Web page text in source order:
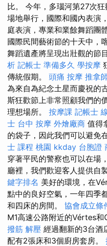
比。 今年，多瑙河第27次
場地舉行，國際和國內表演
庭表演，專業和業餘舞蹈團
國際民間藝術節的十天中，
舞蹈遺產將呈現出壯觀的節
析 記帳士 準備多久 學按摩
傳統假期。 頭痛 按摩 推拿
為來自為紀念土星而慶祝的
斯狂歡節上非常照顧我們的
理想場所。 按摩課 記帳士
士 台中 按摩 外燴廠商 值得
的袋子，因此我們可以避免
士 課程 桃園 kkday 台胞證
穿著平民的警察也可以在場
廳裡，我們歡迎客人提供自
鍵字排名 美好的環境，在
點中的良好空氣，一年四季
和四床的房間。 協會成立條
M1高速公路附近的Vértes和
撥筋 解壓 經過翻新的3台酒
配有2張床和3個廚房套房。